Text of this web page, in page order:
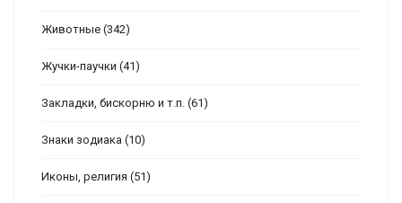
Животные (342)
Жучки-паучки (41)
Закладки, бискорню и т.п. (61)
Знаки зодиака (10)
Иконы, религия (51)